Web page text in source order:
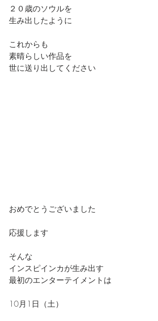
２０歳のソウルを
生み出したように
これからも
素晴らしい作品を
世に送り出してください
おめでとうございました
応援します
そんな
インスピインカが生み出す
最初のエンターテイメントは
10月1日（土）